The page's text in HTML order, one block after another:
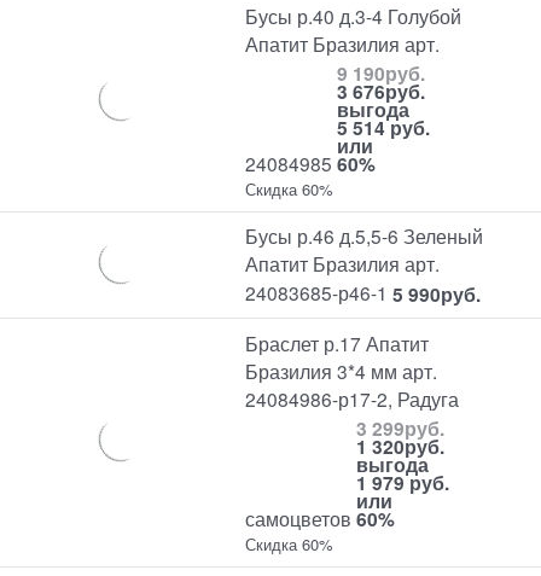
Бусы р.40 д.3-4 Голубой
Апатит Бразилия арт.
24084985
9 190руб.
3 676руб.
выгода
5 514 руб.
или
60%
Скидка 60%
Бусы р.46 д.5,5-6 Зеленый
Апатит Бразилия арт.
24083685-р46-1 5 990руб.
Браслет р.17 Апатит
Бразилия 3*4 мм арт.
24084986-р17-2, Радуга
самоцветов
3 299руб.
1 320руб.
выгода
1 979 руб.
или
60%
Скидка 60%